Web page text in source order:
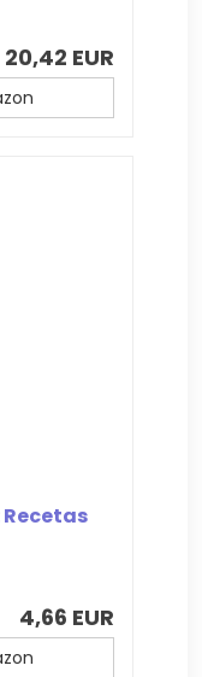
20,42 EUR
4,66 EUR